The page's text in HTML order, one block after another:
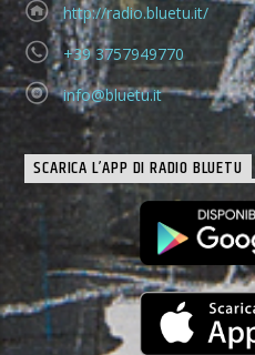
http://radio.bluetu.it/
+39 3757949770
info@bluetu.it
SCARICA L’APP DI RADIO BLUETU